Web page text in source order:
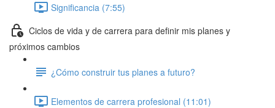
Significancia (7:55)
Ciclos de vida y de carrera para definir mis planes y
próximos cambios
¿Cómo construir tus planes a futuro?
Elementos de carrera profesional (11:01)